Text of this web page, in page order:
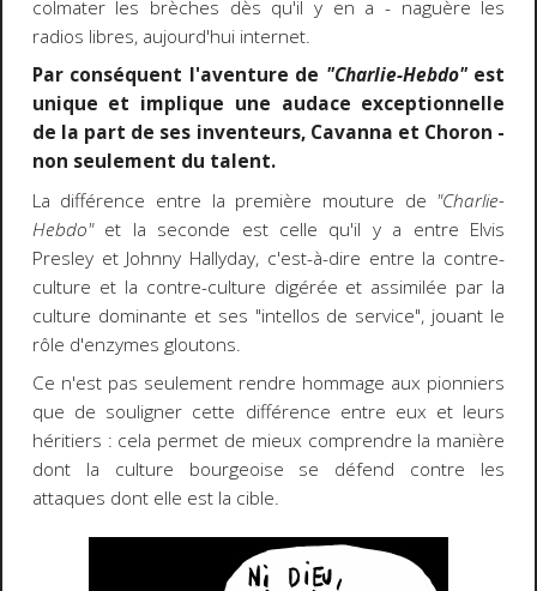
colmater les brèches dès qu'il y en a - naguère les
radios libres, aujourd'hui internet.
Par conséquent l'aventure de "Charlie-Hebdo"est
unique et implique une audace exceptionnelle
de la part de ses inventeurs, Cavanna et Choron -
non seulement du talent.
La différence entre la première mouture de "Charlie-
Hebdo"et la seconde est celle qu'il y a entre Elvis
Presley et Johnny Hallyday, c'est-à-dire entre la contre-
culture et la contre-culture digérée et assimilée par la
culture dominante et ses "intellos de service", jouant le
rôle d'enzymes gloutons.
Ce n'est pas seulement rendre hommage aux pionniers
que de souligner cette différence entre eux et leurs
héritiers : cela permet de mieux comprendre la manière
dont la culture bourgeoise se défend contre les
attaques dont elle est la cible.